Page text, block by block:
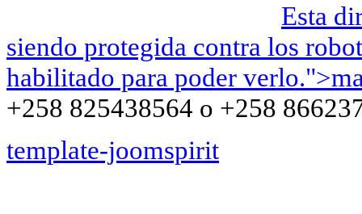
Esta
siendo protegida contra los
habilitado para poder verlo.">
+258 825438564 o +258
template-joomspirit